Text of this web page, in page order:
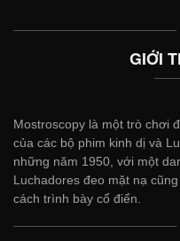
GIỚI
Mostroscopy là một trò chơi
của các bộ phim kinh dị và
những năm 1950, với một
Luchadores đeo mặt nạ
cách trình bày cổ điển.